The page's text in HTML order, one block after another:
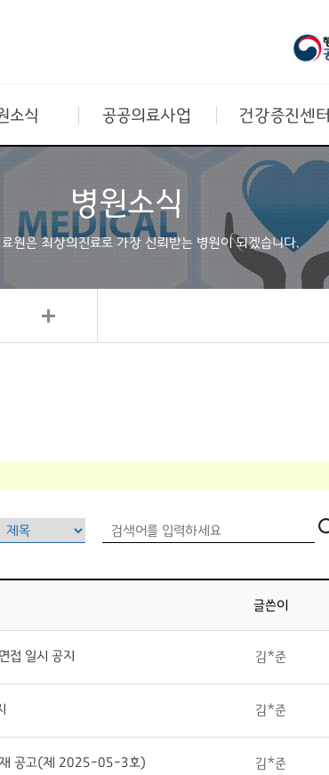
소식 공공의료사업 건강증진센터
병원소식
원은 최상의진료로 가장 신뢰받는 병원이 되겠습니다.
글쓴이
일시 공지 김*준
김*준
재 공고(제 2025-05-3호) 김*준